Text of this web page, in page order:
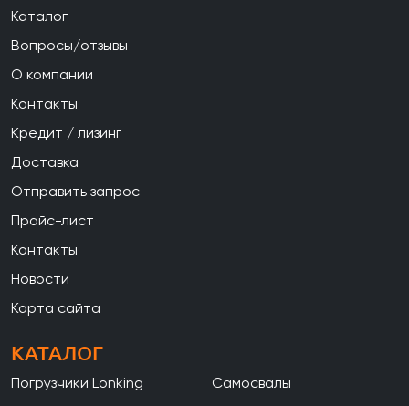
Каталог
Вопросы/отзывы
О компании
Контакты
Кредит / лизинг
Доставка
Отправить запрос
Прайс-лист
Контакты
Новости
Карта сайта
КАТАЛОГ
Погрузчики Lonking
Самосвалы